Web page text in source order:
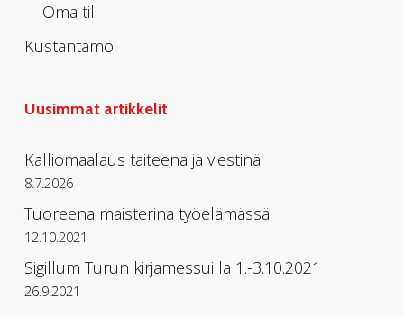
Oma tili
Kustantamo
Uusimmat artikkelit
Kalliomaalaus taiteena ja viestinä
8.7.2026
Tuoreena maisterina työelämässä
12.10.2021
Sigillum Turun kirjamessuilla 1.-3.10.2021
26.9.2021